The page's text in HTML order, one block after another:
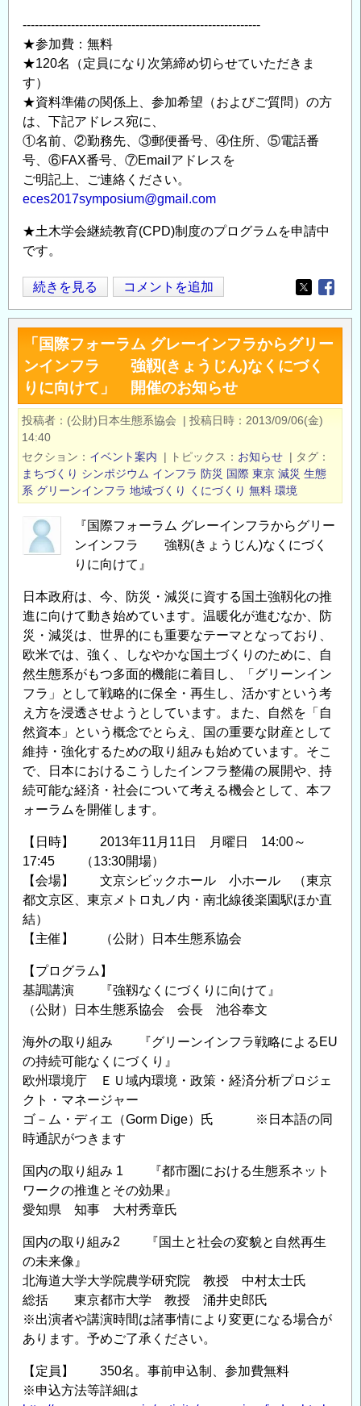
-----------------------------------------------------------
★参加費：無料
★120名（定員になり次第締め切らせていただきま
す）
★資料準備の関係上、参加希望（およびご質問）の方
は、下記アドレス宛に、
①名前、②勤務先、③郵便番号、④住所、⑤電話番
号、⑥FAX番号、⑦Emailアドレスを
ご明記上、ご連絡ください。
eces2017symposium@gmail.com
★土木学会継続教育(CPD)制度のプログラムを申請中
です。
【グ
リ
ー
ン
イ
ン
フ
ラ
連
イ
ン
ト】
用
生
工
学
会
2017
年
度
国
際
シ
ポ
ジ
ウ
ム
の
案
内
の
続きを見る コメントを追加
Opens in
「国際フォーラム グレーインフラからグリー
ンインフラ 強靱(きょうじん)なくにづく
りに向けて」 開催のお知らせ
投稿者 (公財)日本生態系協会 | 投稿日時
2013/09/06(金)
14:40
セクション
イベント案内 | トピックス お知らせ | タグ
まちづくり シンポジウム インフラ 防災 国際 東京 減災 生態
系 グリーンインフラ 地域づくり くにづくり 無料 環境
『国際フォーラム グレーインフラからグリー
ンインフラ 強靱(きょうじん)なくにづく
りに向けて』
日本政府は、今、防災・減災に資する国土強靱化の推
進に向けて動き始めています。温暖化が進むなか、防
災・減災は、世界的にも重要なテーマとなっており、
欧米では、強く、しなやかな国土づくりのために、自
然生態系がもつ多面的機能に着目し、「グリーンイン
フラ」として戦略的に保全・再生し、活かすという考
え方を浸透させようとしています。また、自然を「自
然資本」という概念でとらえ、国の重要な財産として
維持・強化するための取り組みも始めています。そこ
で、日本におけるこうしたインフラ整備の展開や、持
続可能な経済・社会について考える機会として、本フ
ォーラムを開催します。
【日時】 2013年11月11日 月曜日 14:00～
17:45 （13:30開場）
【会場】 文京シビックホール 小ホール （東京
都文京区、東京メトロ丸ノ内・南北線後楽園駅ほか直
結）
【主催】 （公財）日本生態系協会
【プログラム】
基調講演 『強靱なくにづくりに向けて』
（公財）日本生態系協会 会長 池谷奉文
海外の取り組み 『グリーンインフラ戦略によるEU
の持続可能なくにづくり』
欧州環境庁 ＥＵ域内環境・政策・経済分析プロジェ
クト・マネージャー
ゴ－ム・ディエ（Gorm Dige）氏 ※日本語の同
時通訳がつきます
国内の取り組み 1 『都市圏における生態系ネット
ワークの推進とその効果』
愛知県 知事 大村秀章氏
国内の取り組み2 『国土と社会の変貌と自然再生
の未来像』
北海道大学大学院農学研究院 教授 中村太士氏
総括 東京都市大学 教授 涌井史郎氏
※出演者や講演時間は諸事情により変更になる場合が
あります。予めご了承ください。
【定員】 350名。事前申込制、参加費無料
※申込方法等詳細は